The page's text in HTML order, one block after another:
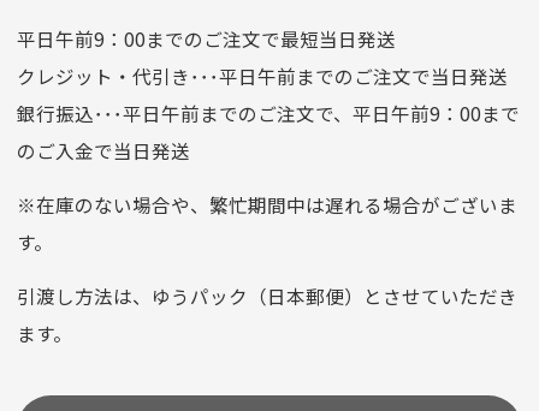
口座番号
0776226
口座名義
株式会社一条
クレジットカード
選びいただけない場合がございます。
平日午前9：00までのご注文で最短当日発送
クレジット・代引き･･･平日午前までのご注文で当日発送
銀行振込･･･平日午前までのご注文で、平日午前9：00まで
のご入金で当日発送
※在庫のない場合や、繁忙期間中は遅れる場合がございま
す。
引渡し方法は、ゆうパック（日本郵便）とさせていただき
ます。